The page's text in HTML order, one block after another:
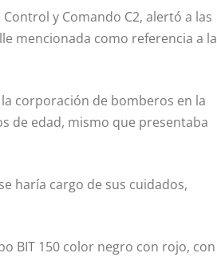
y Comando C2, alertó a las
mencionada como referencia a la
corporación de bomberos en la
de edad, mismo que presentaba
haría cargo de sus cuidados,
BIT 150 color negro con rojo, con